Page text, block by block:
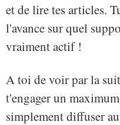
et de lire tes articles.
l'avance sur quel
vraiment actif !
A toi de voir par la
t'engager un
simplement diffuser